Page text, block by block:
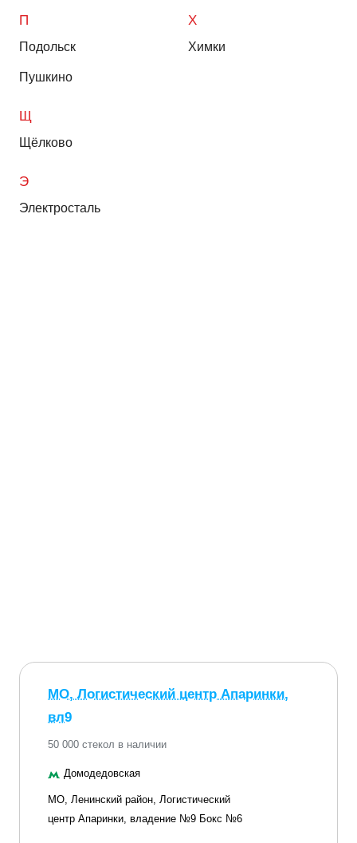
П
Подольск
Пушкино
Х
Химки
Щ
Щёлково
Э
Электросталь
МО, Логистический центр Апаринки,
вл9
50 000 стекол в наличии
Домодедовская
МО, Ленинский район, Логистический
центр Апаринки, владение №9 Бокс №6